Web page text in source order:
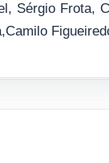
Sérgio Frota,